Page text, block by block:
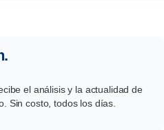
el análisis y la actualidad de
Sin costo, todos los días.